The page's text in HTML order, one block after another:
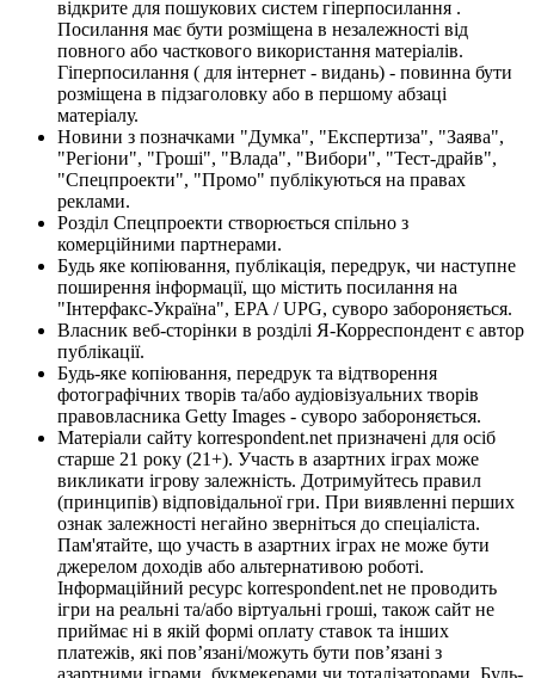
відкрите для пошукових систем гіперпосилання .
Посилання має бути розміщена в незалежності від
повного або часткового використання матеріалів.
Гіперпосилання ( для інтернет - видань) - повинна бути
розміщена в підзаголовку або в першому абзаці
матеріалу.
Новини з позначками "Думка", "Експертиза", "Заява",
"Регіони", "Гроші", "Влада", "Вибори", "Тест-драйв",
"Спецпроекти", "Промо" публікуються на правах
реклами.
Розділ Спецпроекти створюється спільно з
комерційними партнерами.
Будь яке копіювання, публікація, передрук, чи наступне
поширення інформації, що містить посилання на
"Інтерфакс-Україна", EPA / UPG, суворо забороняється.
Власник веб-сторінки в розділі Я-Корреспондент є автор
публікації.
Будь-яке копіювання, передрук та відтворення
фотографічних творів та/або аудіовізуальних творів
правовласника Getty Images - суворо забороняється.
Матеріали сайту korrespondent.net призначені для осіб
старше 21 року (21+). Участь в азартних іграх може
викликати ігрову залежність. Дотримуйтесь правил
(принципів) відповідальної гри. При виявленні перших
ознак залежності негайно зверніться до спеціаліста.
Пам'ятайте, що участь в азартних іграх не може бути
джерелом доходів або альтернативою роботі.
Інформаційний ресурс korrespondent.net не проводить
ігри на реальні та/або віртуальні гроші, також сайт не
приймає ні в якій формі оплату ставок та інших
платежів, які пов’язані/можуть бути пов’язані з
азартними іграми, букмекерами чи тоталізаторами. Будь-